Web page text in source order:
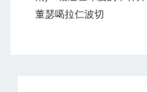
董瑟噶拉仁波切